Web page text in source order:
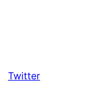
Twitter